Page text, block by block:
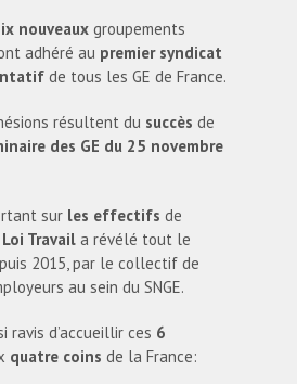
nouveaux groupements
adhéré au premier syndicat
de tous les GE de France.
résultent du succès de
des GE du 25 novembre
sur les effectifs de
Travail a révélé tout le
2015, par le collectif de
au sein du SNGE.
ravis d’accueillir ces 6
quatre coins de la France: